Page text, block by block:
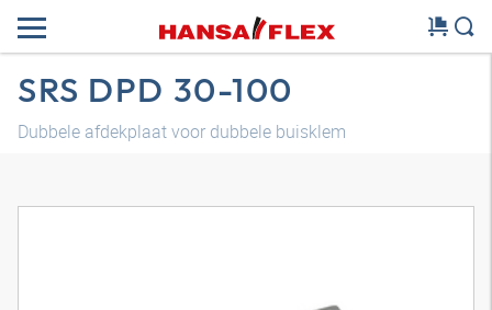
SRS DPD 30-100
Dubbele afdekplaat voor dubbele buisklem